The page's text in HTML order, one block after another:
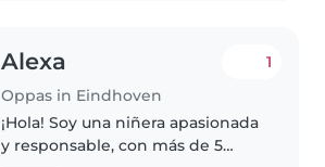
Alexa
Oppas in Eindhoven
1
¡Hola! Soy una niñera apasionada
y responsable, con más de 5